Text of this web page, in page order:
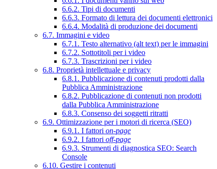
6.6.2. Tipi di documenti
6.6.3. Formato di lettura dei documenti elettronici
6.6.4. Modalità di produzione dei documenti
6.7. Immagini e video
6.7.1. Testo alternativo (alt text) per le immagini
6.7.2. Sottotitoli per i video
6.7.3. Trascrizioni per i video
6.8. Proprietà intellettuale e privacy
6.8.1. Pubblicazione di contenuti prodotti dalla
Pubblica Amministrazione
6.8.2. Pubblicazione di contenuti non prodotti
dalla Pubblica Amministrazione
6.8.3. Consenso dei soggetti ritratti
6.9. Ottimizzazione per i motori di ricerca (SEO)
6.9.1. I fattori on-page
6.9.2. I fattori off-page
6.9.3. Strumenti di diagnostica SEO: Search
Console
6.10. Gestire i contenuti